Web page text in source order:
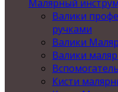
Малярный
Валики
ручками
Валики
Валики
Кисти